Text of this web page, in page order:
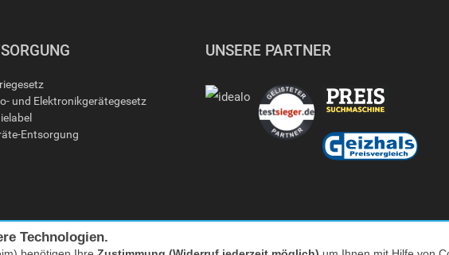
und Elektronikgerätegesetz
Entsorgung
UNSERE PARTNER
Technologien.